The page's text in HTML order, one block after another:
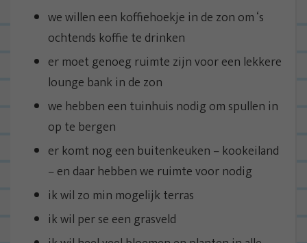
we willen een koffiehoekje in de zon om ‘s
ochtends koffie te drinken
er moet genoeg ruimte zijn voor een lekkere
lounge bank in de zon
we hebben een tuinhuis nodig om spullen in
op te bergen
er komt nog een buitenkeuken – kookeiland
– en daar hebben we ruimte voor nodig
ik wil zo min mogelijk terras
ik wil per se een grasveld